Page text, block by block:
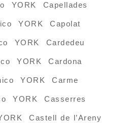
YORK Capellades
YORK Capolat
YORK Cardedeu
YORK Cardona
YORK Carme
YORK Casserres
Castell de l’Areny